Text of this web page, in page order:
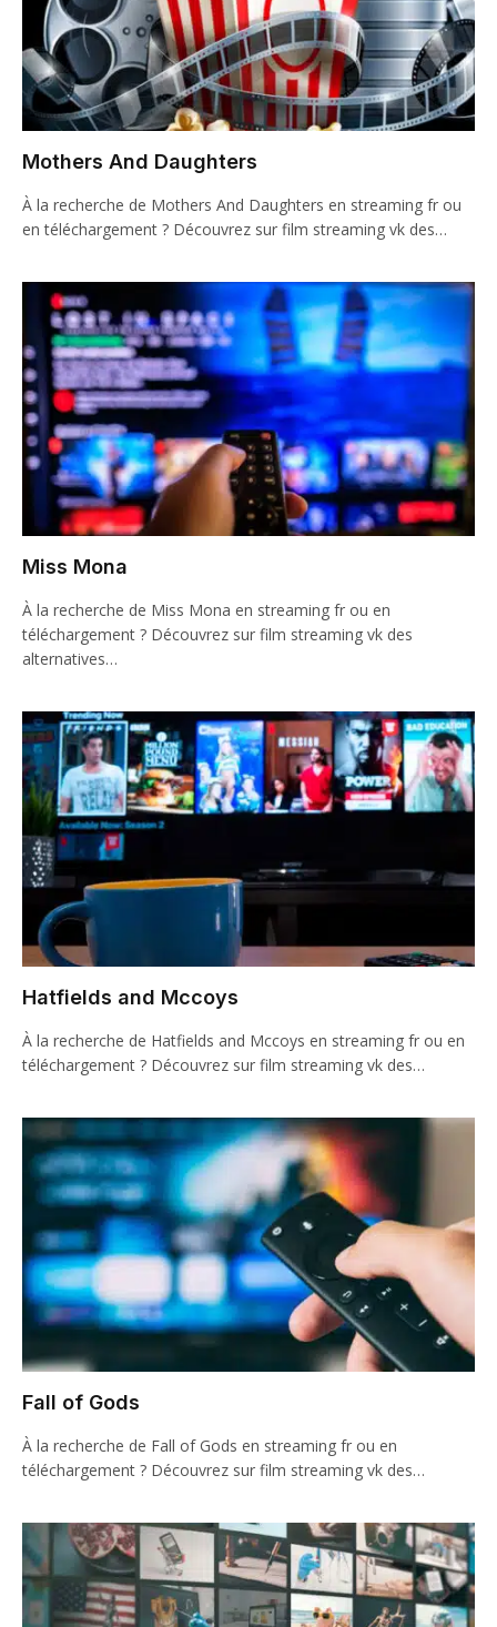
Mothers And Daughters
À la recherche de Mothers And Daughters en streaming fr ou
en téléchargement ? Découvrez sur film streaming vk des…
Miss Mona
À la recherche de Miss Mona en streaming fr ou en
téléchargement ? Découvrez sur film streaming vk des
alternatives…
Hatfields and Mccoys
À la recherche de Hatfields and Mccoys en streaming fr ou en
téléchargement ? Découvrez sur film streaming vk des…
Fall of Gods
À la recherche de Fall of Gods en streaming fr ou en
téléchargement ? Découvrez sur film streaming vk des…